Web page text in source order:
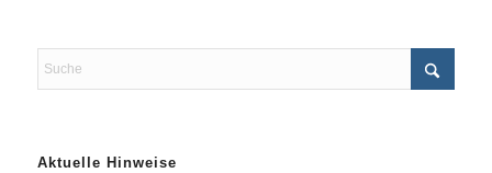
Aktuelle Hinweise